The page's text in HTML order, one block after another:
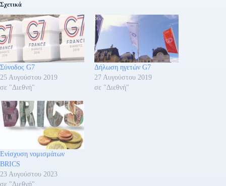
Σχετικά
Σύνοδος G7
25 Αυγούστου 2019
σε "Διεθνή"
Δήλωση ηγετών G7
27 Αυγούστου 2019
σε "Διεθνή"
Ενίσχυση νομισμάτων
BRICS
23 Αυγούστου 2023
σε "Διεθνή"